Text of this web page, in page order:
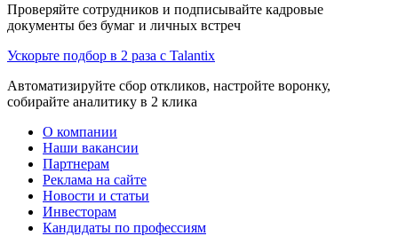
Проверяйте сотрудников и подписывайте кадровые
документы без бумаг и личных встреч
Ускорьте подбор в 2 раза с Talantix
Автоматизируйте сбор откликов, настройте воронку,
собирайте аналитику в 2 клика
О компании
Наши вакансии
Партнерам
Реклама на сайте
Новости и статьи
Инвесторам
Кандидаты по профессиям